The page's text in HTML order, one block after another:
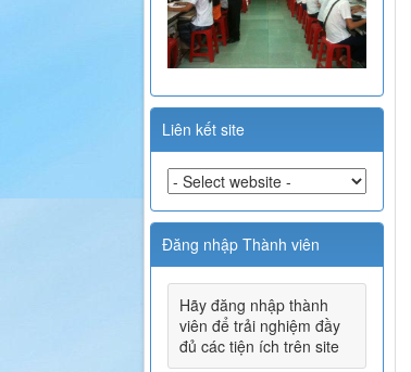
Liên kết site
Đăng nhập Thành viên
Hãy đăng nhập thành
viên để trải nghiệm đầy
đủ các tiện ích trên site